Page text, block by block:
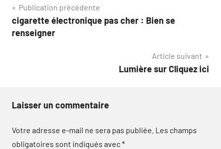
Navigation
de
Publication précédente
cigarette électronique pas cher : Bien se
renseigner
Article suivant
Lumière sur Cliquez ici
Laisser un commentaire
Votre adresse e-mail ne sera pas publiée. Les champs
obligatoires sont indiqués avec*